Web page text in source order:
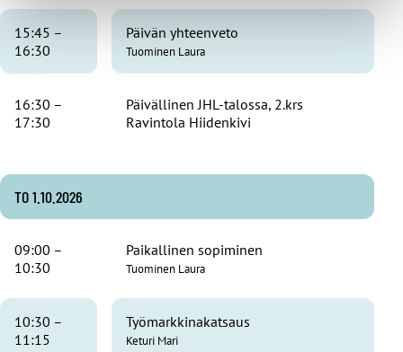
15:45 –
16:30
Päivän yhteenveto
Tuominen Laura
16:30 –
17:30
Päivällinen JHL-talossa, 2.krs
Ravintola Hiidenkivi
TO 1.10.2026
09:00 –
10:30
Paikallinen sopiminen
Tuominen Laura
10:30 –
11:15
Työmarkkinakatsaus
Keturi Mari